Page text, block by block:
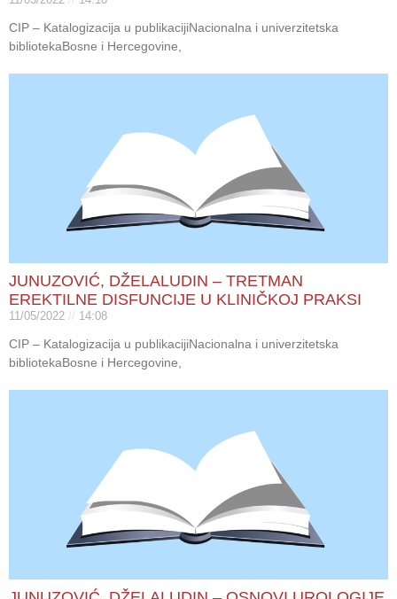
CIP – Katalogizacija u publikacijiNacionalna i univerzitetska
bibliotekaBosne i Hercegovine,
JUNUZOVIĆ, DŽELALUDIN – TRETMAN
EREKTILNE DISFUNCIJE U KLINIČKOJ PRAKSI
11/05/2022 14:08
CIP – Katalogizacija u publikacijiNacionalna i univerzitetska
bibliotekaBosne i Hercegovine,